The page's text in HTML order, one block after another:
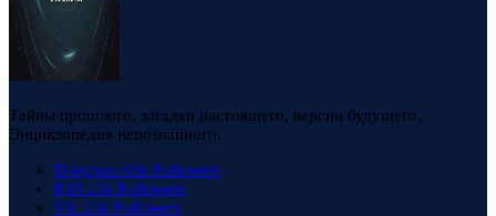
Тайны прошлого, загадки настоящего, версии будущего.
Энциклопедия непознанного.
Telegram 88k Followers
RSS 23k Followers
VK 23k Followers